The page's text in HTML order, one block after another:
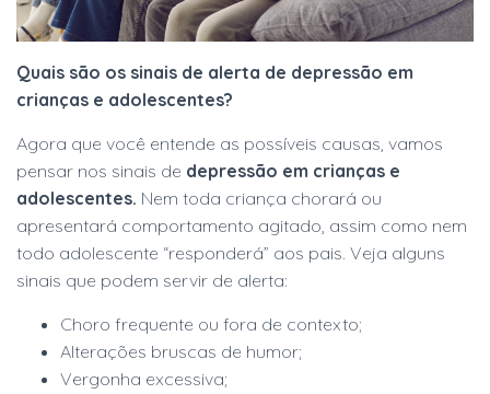
Quais são os sinais de alerta de depressão em
crianças e adolescentes?
Agora que você entende as possíveis causas, vamos
pensar nos sinais de depressão em crianças e
adolescentes. Nem toda criança chorará ou
apresentará comportamento agitado, assim como nem
todo adolescente “responderá” aos pais. Veja alguns
sinais que podem servir de alerta:
Choro frequente ou fora de contexto;
Alterações bruscas de humor;
Vergonha excessiva;